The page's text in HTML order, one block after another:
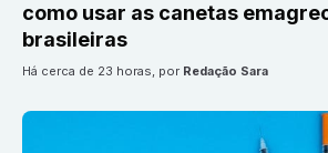
como usar as canetas
brasileiras
há cerca de 23 horas, por Redação Sara